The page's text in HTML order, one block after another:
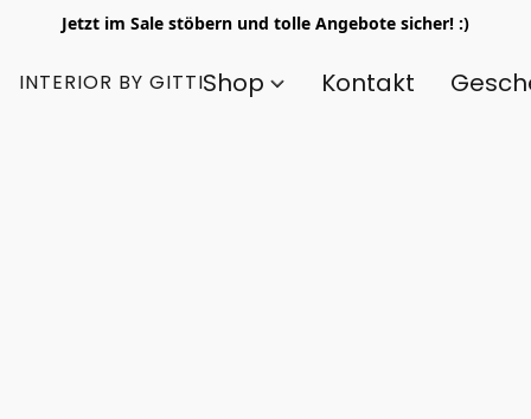
Jetzt im Sale stöbern und tolle Angebote sicher! :)
INTERIOR BY GITTIShop Kontakt